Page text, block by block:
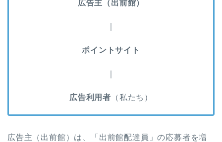
広告主（出前館）
ポイントサイト
広告利用者 （私たち）
広告主（出前館）は、「出前館配達員」の応募者を増